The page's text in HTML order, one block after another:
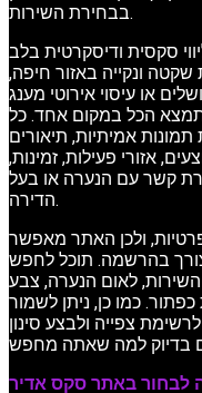
בבחירת השירות.
סקסית ודיסקרטית בלב
ונקייה באזור חיפה,
או עיסוי אירוטי מענג
תמצא הכל במקום אחד. כל
אמיתיות, תיאורים
אזורי פעילות, זמינות,
קשר עם הנערה או בעל
הדירה.
ולכן האתר מאפשר
בהרשמה. תוכל לחפש
השירות, לאום הנערה, צבע
כמו כן, ניתן לשמור
צפייה ולבצע סינון